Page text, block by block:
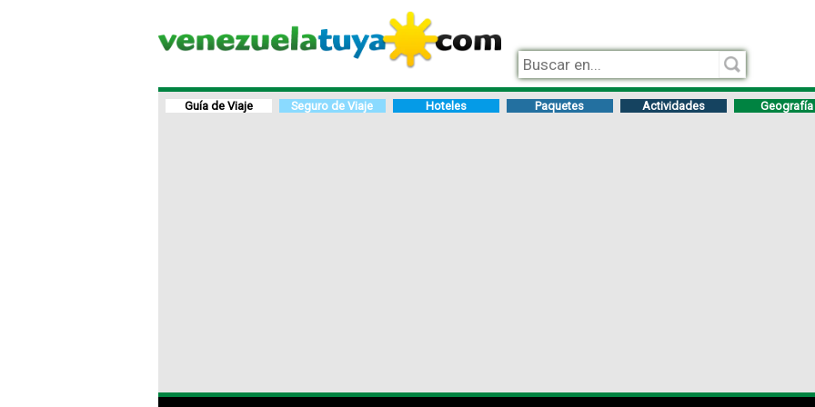
Guía de Viaje Seguro de Viaje Hoteles Paquetes Actividades Geografía